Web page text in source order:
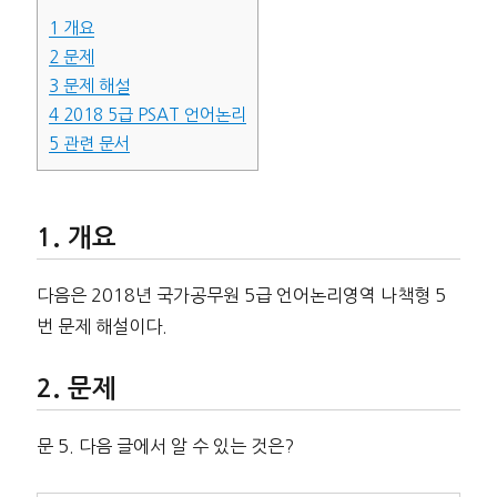
1 개요
2 문제
3 문제 해설
42018 5급 PSAT 언어논리
5 관련 문서
개요
다음은 2018년 국가공무원 5급 언어논리영역 나책형 5
번 문제 해설이다.
문제
문 5. 다음 글에서 알 수 있는 것은?